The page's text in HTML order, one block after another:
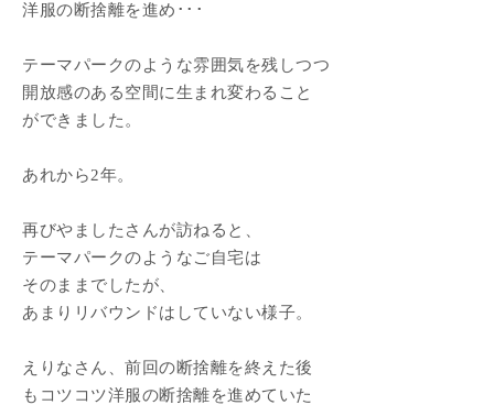
洋服の断捨離を進め･･･
テーマパークのような雰囲気を残しつつ
開放感のある空間に生まれ変わること
ができました。
あれから2年。
再びやましたさんが訪ねると、
テーマパークのようなご自宅は
そのままでしたが、
あまりリバウンドはしていない様子。
えりなさん、前回の断捨離を終えた後
もコツコツ洋服の断捨離を進めていた